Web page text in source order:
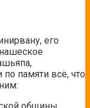
его
по памяти всё, что